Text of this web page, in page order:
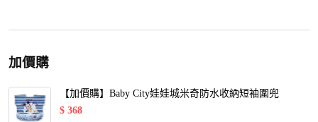
加價購
【加價購】Baby City娃娃城米奇防水收納短袖圍兜
$ 368